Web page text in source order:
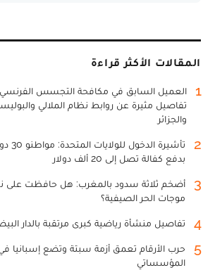
المقالات الأكثر قراءة
1
العميل السابق في مكافحة التجسس
تفاصيل مثيرة عن روابط نظام الملالي
والجزائر
2
بدفع كفالة تصل إلى 20 ألف دولار
3
أضخم ثلاثة سدود بالمغرب: هل حافظت على
موجات الحر الصيفية؟
4 تفاصيل منشأة رياضية كبرى مرتقبة بالدار
5
حرب الأرقام تعمق أزمة سبتة وتضع إسبانيا
المؤسساتي